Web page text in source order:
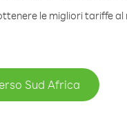
le migliori tariffe al
Sud Africa